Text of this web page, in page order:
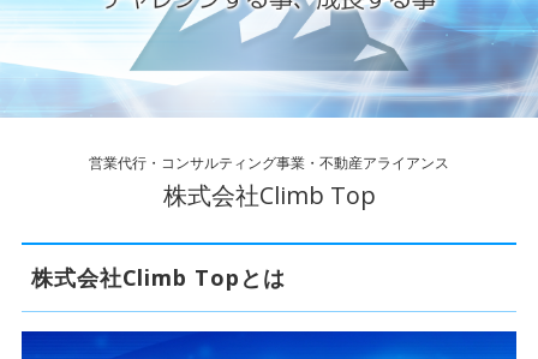
会社概要
お問い合わせ
営業代行・コンサルティング事業・不動産アライアンス
株式会社Climb Top
株式会社Climb Topとは